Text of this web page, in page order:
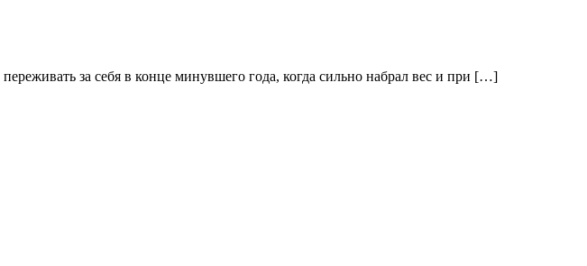
за себя в конце минувшего года, когда сильно набрал вес и при […]